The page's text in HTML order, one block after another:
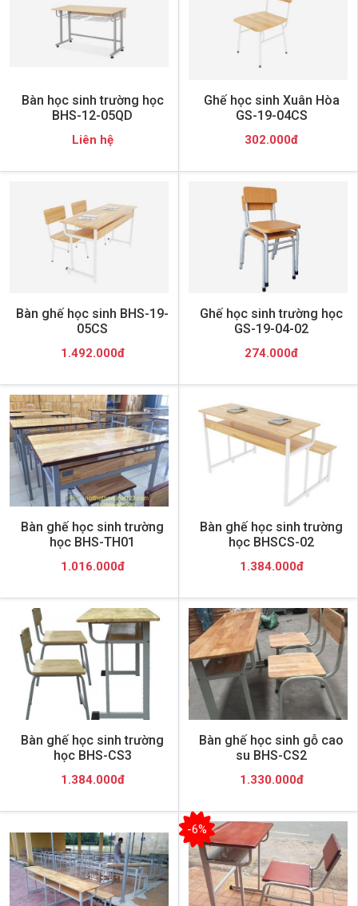
Bàn học sinh trường học
BHS-12-05QD
Liên hệ
Ghế học sinh Xuân Hòa
GS-19-04CS
302.000đ
Bàn ghế học sinh BHS-19-
05CS
1.492.000đ
Ghế học sinh trường học
GS-19-04-02
274.000đ
Bàn ghế học sinh trường
học BHS-TH01
1.016.000đ
Bàn ghế học sinh trường
học BHSCS-02
1.384.000đ
Bàn ghế học sinh trường
học BHS-CS3
1.384.000đ
Bàn ghế học sinh gỗ cao
su BHS-CS2
1.330.000đ
-6%